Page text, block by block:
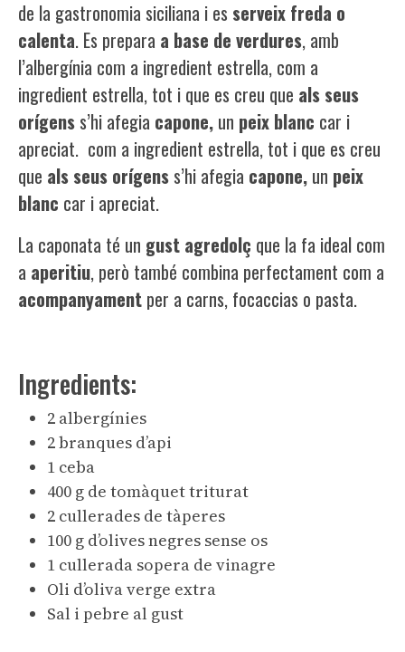
de la gastronomia siciliana i es serveix freda o
calenta. Es prepara a base de verdures, amb
l’albergínia com a ingredient estrella, com a
ingredient estrella, tot i que es creu que als seus
orígens s’hi afegia capone, un peix blanc car i
apreciat. com a ingredient estrella, tot i que es creu
que als seus orígens s’hi afegia capone, un peix
blanc car i apreciat.
La caponata té un gust agredolç que la fa ideal com
a aperitiu, però també combina perfectament com a
acompanyament per a carns, focaccias o pasta.
Ingredients:
2 albergínies
2 branques d’api
1 ceba
400 g de tomàquet triturat
2 cullerades de tàperes
100 g d’olives negres sense os
1 cullerada sopera de vinagre
Oli d’oliva verge extra
Sal i pebre al gust